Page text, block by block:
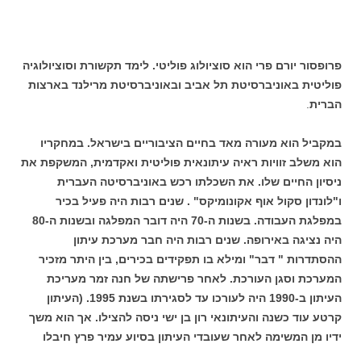
פרופסור יורם פרי הוא סוציולוג פוליטי. לימד תקשורת וסוציולוגיה
פוליטית באוניברסיטת תל אביב ובאוניברסיטת מרילנד בארצות
הברית
במקביל הוא מעורה מאד בחיים הציבוריים בישראל. במחקריו
הוא משלב זוויות ראיה עיתונאית פוליטית ואקדמית, המשקפת את
ניסיון החיים שלו. את השכלתו רכש באוניברסיטה העברית
ו"לונדון סקול אוף אקונומיקס" . שנים רבות היה פעיל בכיר
במפלגת העבודה. בשנות ה-70 היה דובר המפלגה ובשנות ה-80
היה נציגה באירופה. שנים רבות היה חבר מערכת עיתון
ההסתדרות " דבר" ומילא בו תפקידים בכירים, בין היתר מזכיר
המערכת וסגן העורכת. לאחר פרישתה של חנה זמר מעריכת
העיתון ב-1990 היה לעורכו עד לסגירתו בשנת 1995. (העיתון
קרטע עוד כשנה והעיתונאי רון בן ישי ניסה להצילו. אך הוא משך
ידיו מן המשימה לאחר שעובדי העיתון בסיוע עמיר פרץ חיבלו